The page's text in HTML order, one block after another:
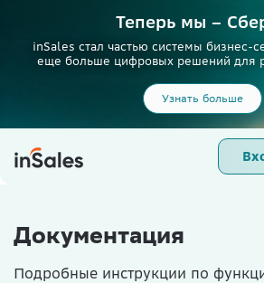
Теперь мы –
inSales стал частью системы бизнес-
еще больше цифровых решений для
Узнать больше
Документация
Подробные инструкции по